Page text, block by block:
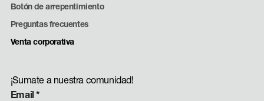
Botón de arrepentimiento
Preguntas frecuentes
Venta corporativa
¡Sumate a nuestra comunidad!
Email*